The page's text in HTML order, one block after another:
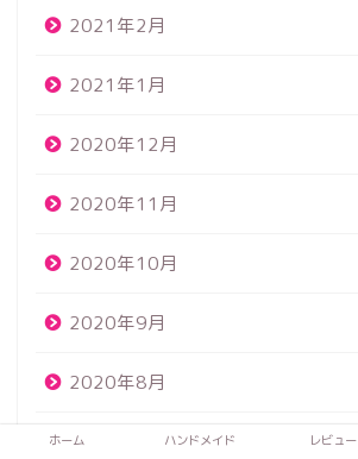
2021年2月
2021年1月
2020年12月
2020年11月
2020年10月
2020年9月
2020年8月
2020年7月
ホーム ハンドメイド レビュー